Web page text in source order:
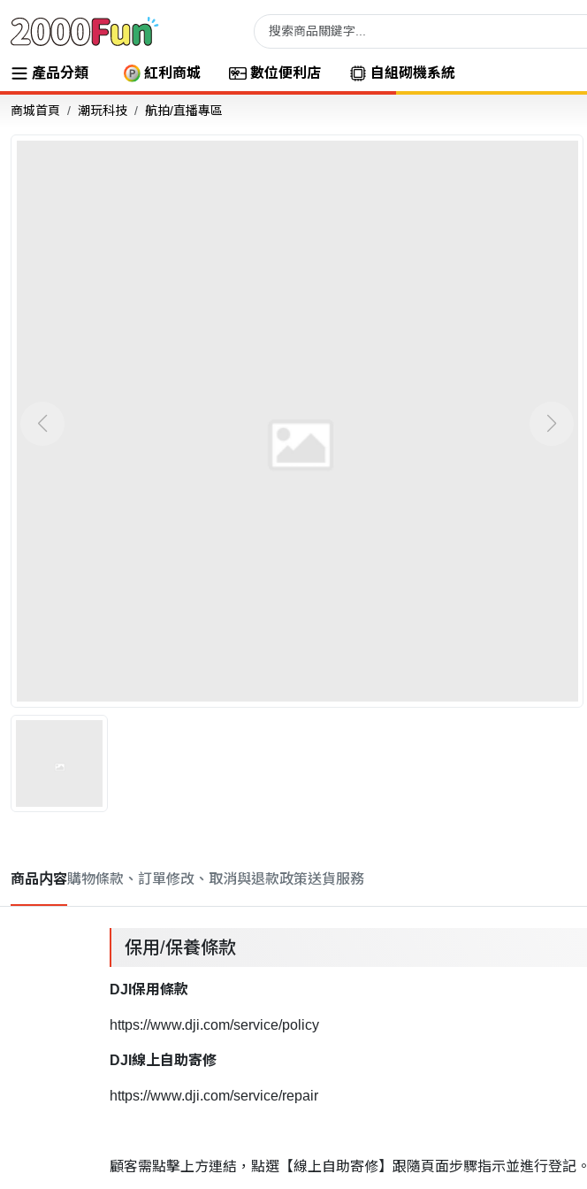
產品分類 紅利商城 數位便利店 自組砌機系統
商城首頁 潮玩科技 航拍/直播專區
商品内容購物條款、訂單修改、取消與退款政策送貨服務
保用/保養條款
DJI保用條款
https://www.dji.com/service/policy
DJI線上自助寄修
https://www.dji.com/service/repair
顧客需點擊上方連結，點選【線上自助寄修】跟隨頁面步驟指示並進行登記。